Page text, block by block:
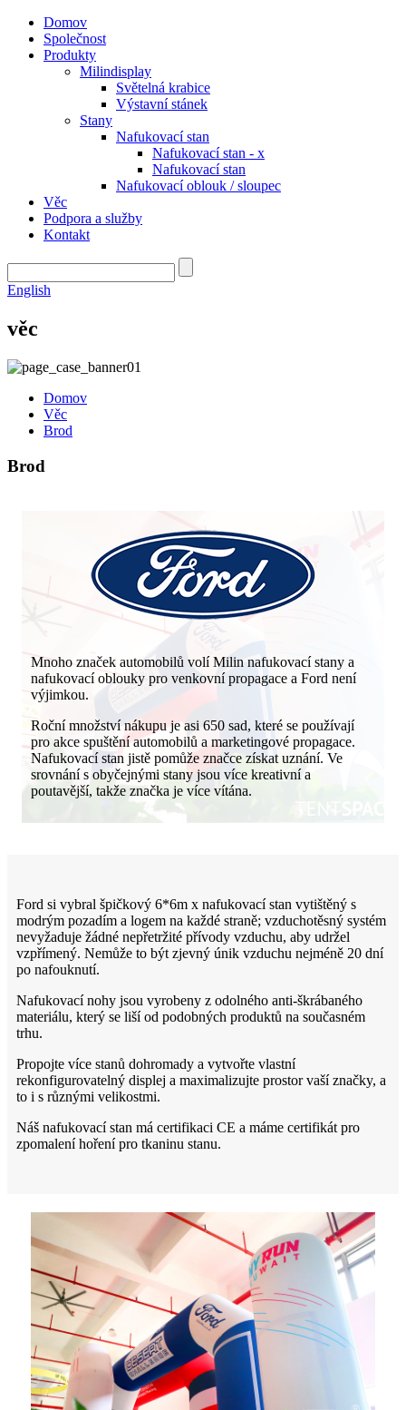
Domov
Společnost
Produkty
Milindisplay
Světelná krabice
Výstavní stánek
Stany
Nafukovací stan
Nafukovací stan - x
Nafukovací stan
Nafukovací oblouk / sloupec
Věc
Podpora a služby
Kontakt
English
věc
Domov
Věc
Brod
Brod
Mnoho značek automobilů volí Milin nafukovací stany a
nafukovací oblouky pro venkovní propagace a Ford není
výjimkou.
Roční množství nákupu je asi 650 sad, které se používají
pro akce spuštění automobilů a marketingové propagace.
Nafukovací stan jistě pomůže značce získat uznání. Ve
srovnání s obyčejnými stany jsou více kreativní a
poutavější, takže značka je více vítána.
Ford si vybral špičkový 6*6m x nafukovací stan vytištěný s
modrým pozadím a logem na každé straně; vzduchotěsný systém
nevyžaduje žádné nepřetržité přívody vzduchu, aby udržel
vzpřímený. Nemůže to být zjevný únik vzduchu nejméně 20 dní
po nafouknutí.
Nafukovací nohy jsou vyrobeny z odolného anti-škrábaného
materiálu, který se liší od podobných produktů na současném
trhu.
Propojte více stanů dohromady a vytvořte vlastní
rekonfigurovatelný displej a maximalizujte prostor vaší značky, a
to i s různými velikostmi.
Náš nafukovací stan má certifikaci CE a máme certifikát pro
zpomalení hoření pro tkaninu stanu.